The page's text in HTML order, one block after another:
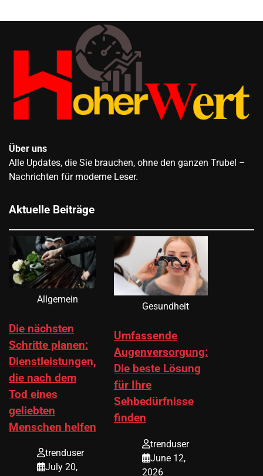
Über uns
Alle Updates, die Sie brauchen, ohne den ganzen Trubel –
Nachrichten für moderne Leser.
Aktuelle Beiträge
Allgemein
Die nächsten
Schritte planen:
Dienstleistungen,
die nach dem
Tod eines
geliebten
Menschen helfen
trenduser
July 20,
Gesundheit
Umfassende
Augenversorgung:
Die beste Lösung
für Ihre
Sehbedürfnisse
finden
trenduser
June 12,
2026